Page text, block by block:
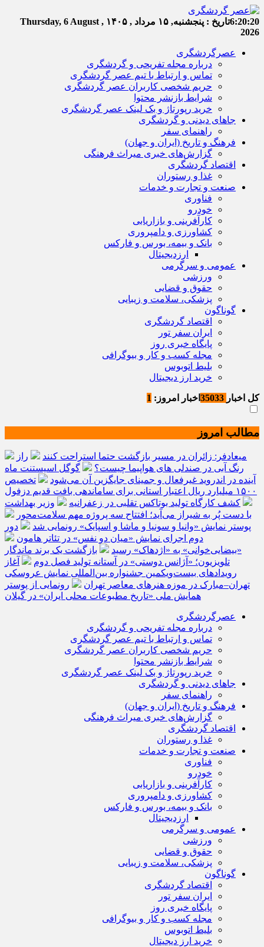
6:20:21تاریخ : پنجشنبه, ۱۵ مرداد , ۱۴۰۵
Thursday, 6 August ,
2026
عصرگردشگری
درباره مجله تفریحی و گردشگری
تماس و ارتباط با تیم عصر گردشگری
حریم شخصی کاربران عصر گردشگری
شرایط بازنشر محتوا
خرید رپورتاژ و بک لینک عصر گردشگری
جاهای دیدنی و گردشگری
راهنمای سفر
فرهنگ و تاریخ (ایران و جهان)
گزارش‌های خبری میراث فرهنگی
اقتصاد گردشگری
غذا و رستوران
صنعت و تجارت و خدمات
فناوری
خودرو
کارآفرینی و بازاریابی
کشاورزی و دامپروری
بانک و بیمه، بورس و فارکس
ارزدیجیتال
عمومی و سرگرمی
ورزشی
حقوق و قضایی
پزشکی، سلامت و زیبایی
گوناگون
اقتصاد گردشگری
ایران سفر تور
پایگاه خبری روز
مجله کسب و کار و بیوگرافی
بلیط اتوبوس
خرید ارز دیجیتال
کل اخبار اخبار امروز: 1
مطالب امروز
میعادفر: زائران در مسیر بازگشت حتما استراحت کنند
راز
رنگ آبی در صندلی های هواپیما چیست؟
گوگل اسیستنت ماه
آینده در اندروید غیرفعال و جمینای جایگزین آن می‌شود
تخصیص
۱۵۰۰ میلیارد ریال اعتبار استانی برای ساماندهی بافت قدیم دزفول
کشف کارگاه تولید بوتاکس تقلبی در زعفرانیه
وزیر بهداشت
با دست پُر به شیراز می‌آید؛ افتتاح سه پروژه مهم سلامت‌محور
پوستر نمایش «وانیا و سونیا و ماشا و اسپایک» رونمایی شد
دور
دوم اجرای نمایش «میان دو نفس» در تئاتر هامون
«بیضایی‌خوانی» به «اژدهاک» رسید
بازگشت یک برند ماندگار
تلویزیون؛ «آژانس دوستی» در آستانه تولید فصل دوم
آغاز
رویدادهای بیست‌ویکمین جشنواره بین‌المللی نمایش عروسکی
تهران–مبارک در موزه هنرهای معاصر تهران
رونمایی از پوستر
همایش ملی «تاریخ مطبوعات محلی ایران» در گیلان
عصرگردشگری
درباره مجله تفریحی و گردشگری
تماس و ارتباط با تیم عصر گردشگری
حریم شخصی کاربران عصر گردشگری
شرایط بازنشر محتوا
خرید رپورتاژ و بک لینک عصر گردشگری
جاهای دیدنی و گردشگری
راهنمای سفر
فرهنگ و تاریخ (ایران و جهان)
گزارش‌های خبری میراث فرهنگی
اقتصاد گردشگری
غذا و رستوران
صنعت و تجارت و خدمات
فناوری
خودرو
کارآفرینی و بازاریابی
کشاورزی و دامپروری
بانک و بیمه، بورس و فارکس
ارزدیجیتال
عمومی و سرگرمی
ورزشی
حقوق و قضایی
پزشکی، سلامت و زیبایی
گوناگون
اقتصاد گردشگری
ایران سفر تور
پایگاه خبری روز
مجله کسب و کار و بیوگرافی
بلیط اتوبوس
خرید ارز دیجیتال